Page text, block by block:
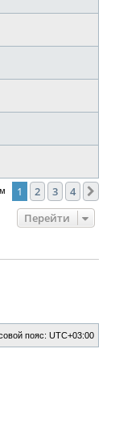
1 2 3 4
Перейти
пояс: UTC+03:00